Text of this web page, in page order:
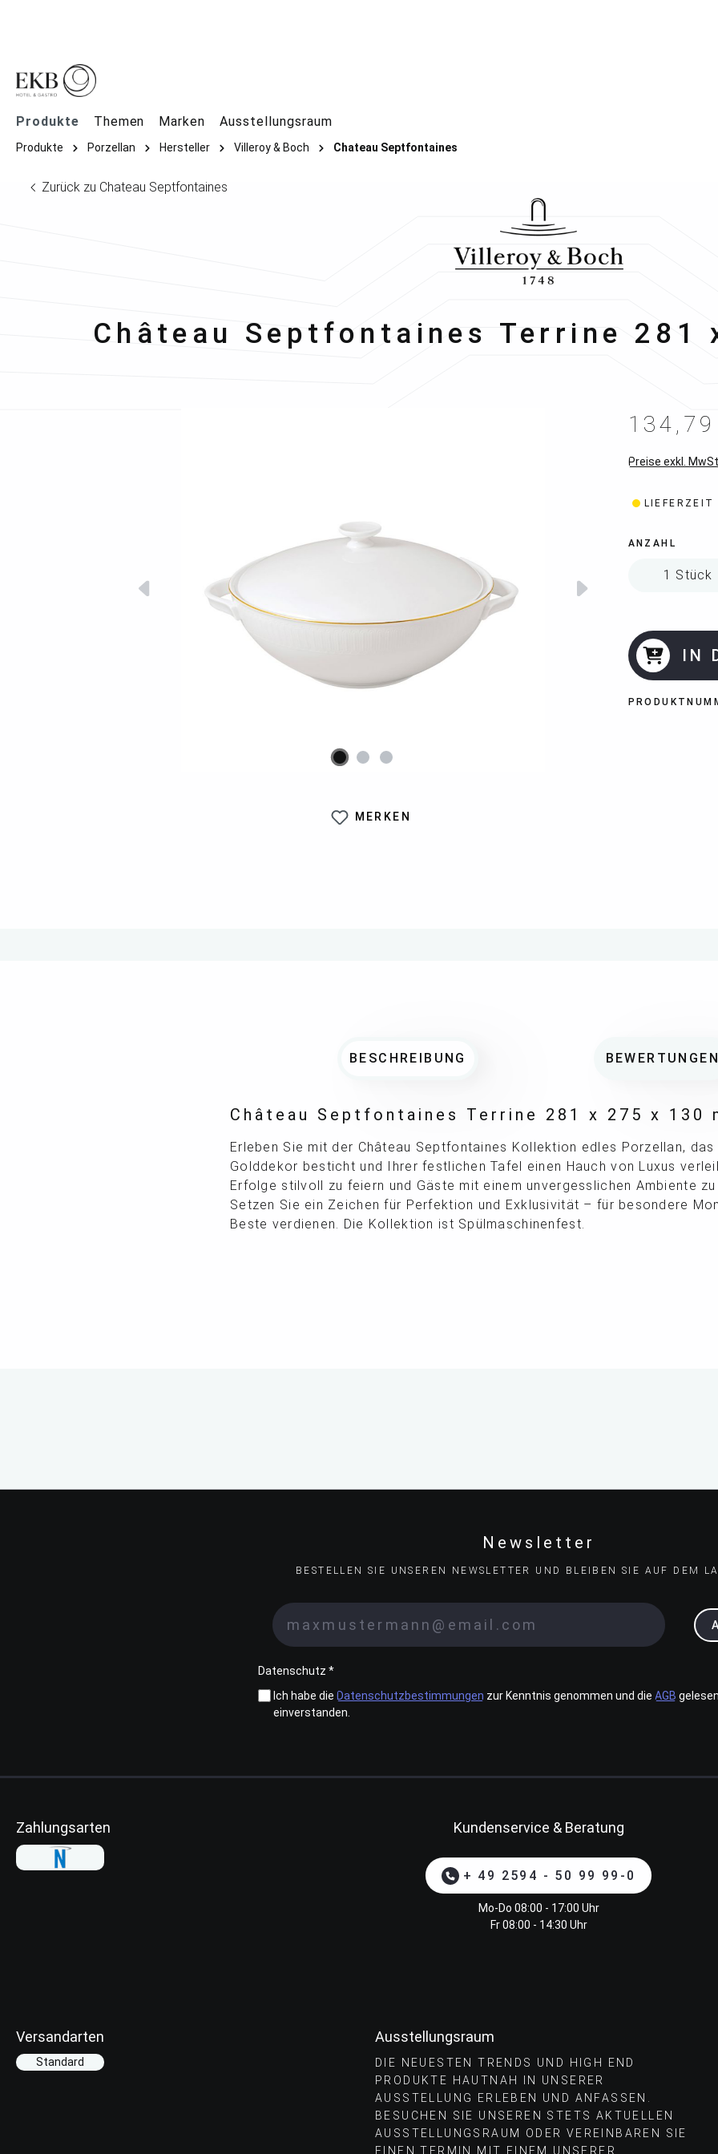
Produkte Themen Marken Ausstellungsraum
Produkte Porzellan Hersteller Villeroy & Boch Chateau Septfontaines
Zurück zu Chateau Septfontaines
Villeroy & Boch
Château Septfontaines Terrine 281
MERKEN
Preise exkl.
ANZAHL
IN
BESCHREIBUNG
Château Septfontaines Terrine 281 x 275 x 130
Erleben Sie mit der Château Septfontaines Kollektion edles Porzellan,
Golddekor besticht und Ihrer festlichen Tafel einen Hauch von Luxus
Erfolge stilvoll zu feiern und Gäste mit einem unvergesslichen Ambiente
Setzen Sie ein Zeichen für Perfektion und Exklusivität – für besondere
Beste verdienen. Die Kollektion ist Spülmaschinenfest.
Newsletter
BESTELLEN SIE UNSEREN NEWSLETTER UND BLEIBEN SIE AUF DEM
Datenschutz *
Ich habe die Datenschutzbestimmungen zur Kenntnis genommen und die AGB
einverstanden.
Zahlungsarten Kundenservice & Beratung
+ 49 2594 - 50 99 99-0
Mo-Do 08:00 - 17:00 Uhr
Fr 08:00 - 14:30 Uhr
Versandarten
Standard
Ausstellungsraum
DIE NEUESTEN TRENDS UND HIGH END
PRODUKTE HAUTNAH IN UNSERER
AUSSTELLUNG ERLEBEN UND ANFASSEN.
BESUCHEN SIE UNSEREN STETS AKTUELLEN
AUSSTELLUNGSRAUM ODER VEREINBAREN SIE
EINEN TERMIN MIT EINEM UNSERER